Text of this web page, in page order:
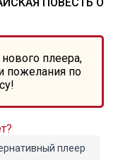
плеера,
пожелания по
плеер